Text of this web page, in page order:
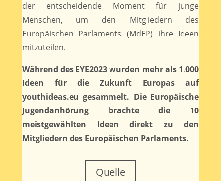
der entscheidende Moment für junge
Menschen, um den Mitgliedern des
Europäischen Parlaments (MdEP) ihre Ideen
mitzuteilen.
Während des EYE2023 wurden mehr als 1.000
Ideen für die Zukunft Europas auf
youthideas.eu gesammelt. Die Europäische
Jugendanhörung brachte die 10
meistgewählten Ideen direkt zu den
Mitgliedern des Europäischen Parlaments.
Quelle